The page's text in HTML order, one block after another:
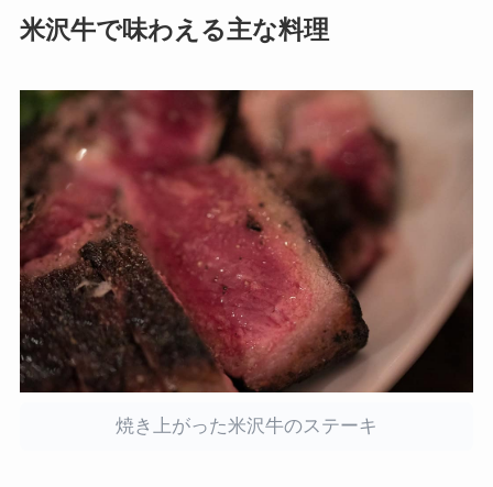
米沢牛で味わえる主な料理
焼き上がった米沢牛のステーキ